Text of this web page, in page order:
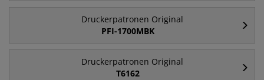
Druckerpatronen Original
PFI-1700MBK
Druckerpatronen Original
T6162